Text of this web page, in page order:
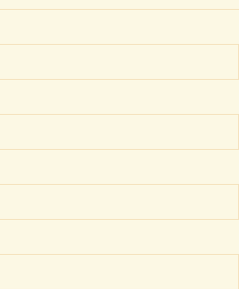
まさゆき」
後等デイサービス「Fc Bombo
ア」に出展しました
ール」事業を始めました